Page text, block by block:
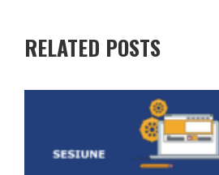
RELATED POSTS